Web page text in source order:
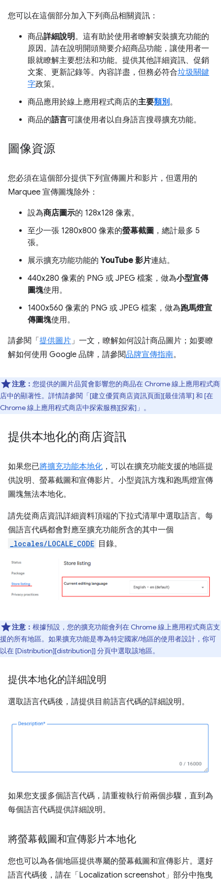
您可以在這個部分加入下列商品相關資訊：
商品詳細說明。這有助於使用者瞭解安裝擴充功能的
原因。請在說明開頭簡要介紹商品功能，讓使用者一
眼就瞭解主要想法和功能。提供其他詳細資訊、促銷
文案、更新記錄等。內容詳盡，但務必符合垃圾關鍵
字政策。
商品應用於線上應用程式商店的主要類別 。
商品的語言可讓使用者以自身語言搜尋擴充功能。
圖像資源
您必須在這個部分提供下列宣傳圖片和影片，但選用的
Marquee 宣傳圖塊除外：
設為商店圖示的 128x128 像素。
至少一張 1280x800 像素的螢幕截圖 ，總計最多 5
張。
展示擴充功能功能的 YouTube 影片連結。
440x280 像素的 PNG 或 JPEG 檔案，做為小型宣傳
圖塊使用。
1400x560 像素的 PNG 或 JPEG 檔案，做為跑馬燈宣
傳圖塊使用。
請參閱「提供圖片 」一文，瞭解如何設計商品圖片；如要瞭
解如何使用 Google 品牌，請參閱品牌宣傳指南。
注意： 您提供的圖片品質會影響您的商品在 Chrome 線上應用程式商
店中的顯著性。詳情請參閱「[建立優質商店資訊頁面][最佳清單] 和 [在
Chrome 線上應用程式商店中探索服務][探索]」。
提供本地化的商店資訊
如果您已將擴充功能本地化 ，可以在擴充功能支援的地區提
供說明、螢幕截圖和宣傳影片。小型資訊方塊和跑馬燈宣傳
圖塊無法本地化。
請先從商店資訊詳細資料頂端的下拉式清單中選取語言。每
個語言代碼都會對應至擴充功能所含的其中一個
_locales/LOCALE_CODE 目錄。
注意： 根據預設，您的擴充功能會列在 Chrome 線上應用程式商店支
援的所有地區。如果擴充功能是專為特定國家/地區的使用者設計，你可
以在 [Distribution][distribution]] 分頁中選取該地區。
提供本地化的詳細說明
選取語言代碼後，請提供目前語言代碼的詳細說明。
如果您支援多個語言代碼，請重複執行前兩個步驟，直到為
每個語言代碼提供詳細說明。
將螢幕截圖和宣傳影片本地化
您也可以為各個地區提供專屬的螢幕截圖和宣傳影片。選好
語言代碼後，請在「Localization screenshot」 部分中拖曳